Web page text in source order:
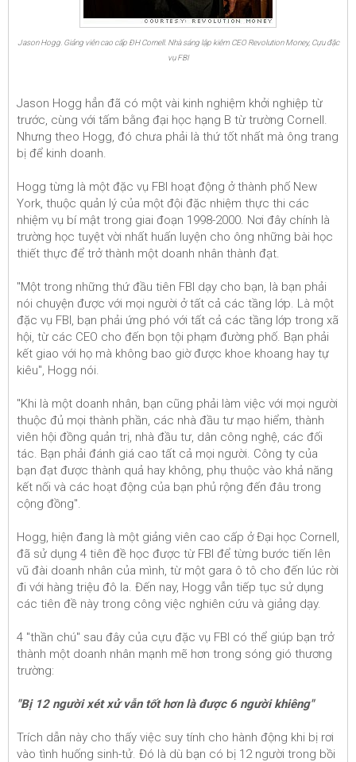
Jason Hogg. Giảng viên cao cấp ĐH Cornell. Nhà sáng lập kiêm CEO Revolution Money, Cựu đặc
vụ FBI
Jason Hogg hẳn đã có một vài kinh nghiệm khởi nghiệp từ
trước, cùng với tấm bằng đại học hạng B từ trường Cornell.
Nhưng theo Hogg, đó chưa phải là thứ tốt nhất mà ông trang
bị để kinh doanh.
Hogg từng là một đặc vụ FBI hoạt động ở thành phố New
York, thuộc quản lý của một đội đặc nhiệm thực thi các
nhiệm vụ bí mật trong giai đoạn 1998-2000. Nơi đây chính là
trường học tuyệt vời nhất huấn luyện cho ông những bài học
thiết thực để trở thành một doanh nhân thành đạt.
"Một trong những thứ đầu tiên FBI dạy cho bạn, là bạn phải
nói chuyện được với mọi người ở tất cả các tầng lớp. Là một
đặc vụ FBI, bạn phải ứng phó với tất cả các tầng lớp trong xã
hội, từ các CEO cho đến bọn tội phạm đường phố. Bạn phải
kết giao với họ mà không bao giờ được khoe khoang hay tự
kiêu", Hogg nói.
"Khi là một doanh nhân, bạn cũng phải làm việc với mọi người
thuộc đủ mọi thành phần, các nhà đầu tư mạo hiểm, thành
viên hội đồng quản trị, nhà đầu tư, dân công nghệ, các đối
tác. Bạn phải đánh giá cao tất cả mọi người. Công ty của
bạn đạt được thành quả hay không, phụ thuộc vào khả năng
kết nối và các hoạt động của bạn phủ rộng đến đâu trong
cộng đồng".
Hogg, hiện đang là một giảng viên cao cấp ở Đại học Cornell,
đã sử dụng 4 tiên đề học được từ FBI để từng bước tiến lên
vũ đài doanh nhân của mình, từ một gara ô tô cho đến lúc rời
đi với hàng triệu đô la. Đến nay, Hogg vẫn tiếp tục sử dụng
các tiên đề này trong công việc nghiên cứu và giảng dạy.
4 "thần chú" sau đây của cựu đặc vụ FBI có thể giúp bạn trở
thành một doanh nhân mạnh mẽ hơn trong sóng gió thương
trường:
"Bị 12 người xét xử vẫn tốt hơn là được 6 người khiêng"
Trích dẫn này cho thấy việc suy tính cho hành động khi bị rơi
vào tình huống sinh-tử. Đó là dù bạn có bị 12 người trong bồi